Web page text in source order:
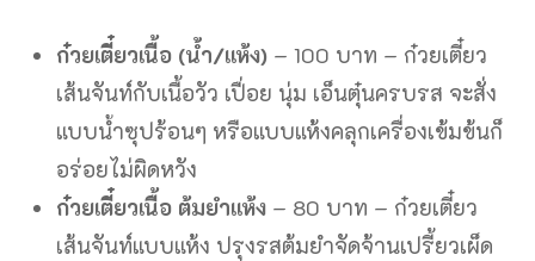
ก๋วยเตี๋ยวเนื้อ (น้ำ/แห้ง) – 100 บาท – ก๋วยเตี๋ยว
เส้นจันท์กับเนื้อวัว เปื่อย นุ่ม เอ็นตุ๋นครบรส จะสั่ง
แบบน้ำซุปร้อนๆ หรือแบบแห้งคลุกเครื่องเข้มข้นก็
อร่อยไม่ผิดหวัง
ก๋วยเตี๋ยวเนื้อ ต้มยำแห้ง – 80 บาท – ก๋วยเตี๋ยว
เส้นจันท์แบบแห้ง ปรุงรสต้มยำจัดจ้านเปรี้ยวเผ็ด